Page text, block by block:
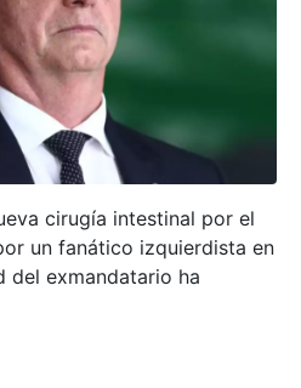
cirugía intestinal por el
un fanático izquierdista en
del exmandatario ha